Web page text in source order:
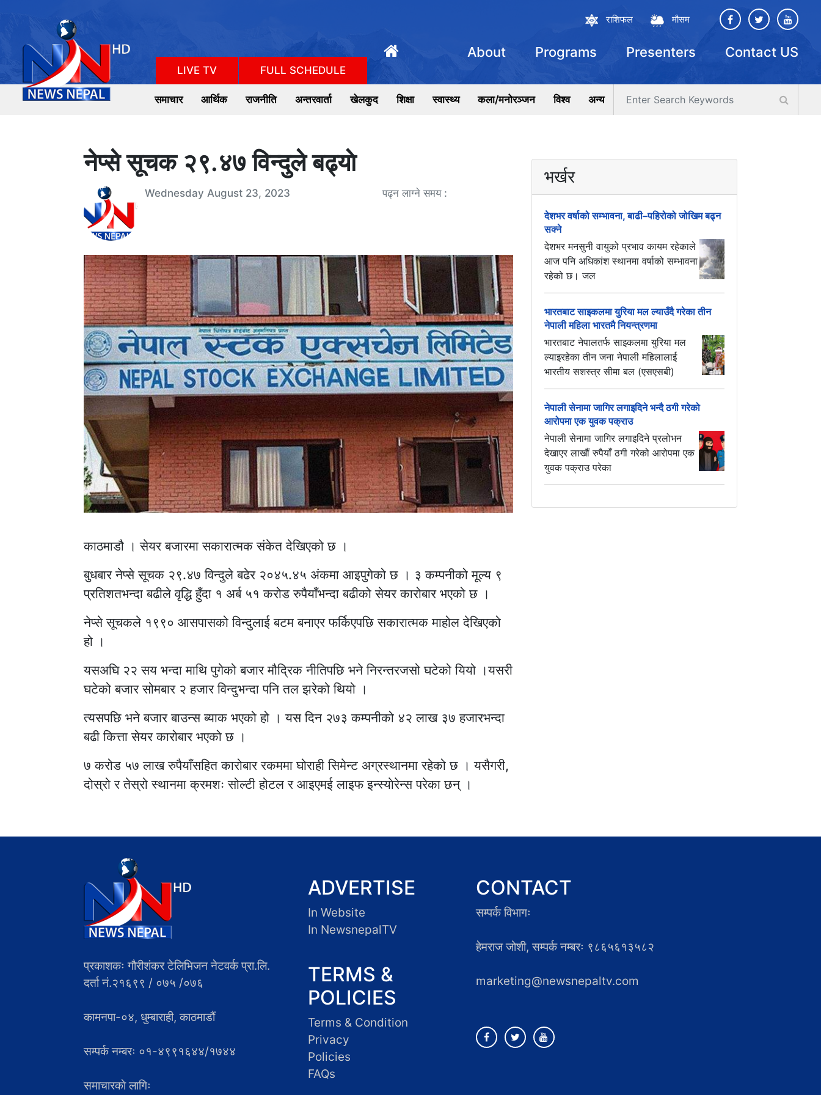
राशिफल मौसम
About Programs Presenters Contact US
समाचार आर्थिक राजनीति अन्तरवार्ता खेलकुद शिक्षा स्वास्थ्य कला/मनोरञ्जन विश्व अन्य
LIVE TV FULL SCHEDULE
नेप्से सूचक २९.४७ विन्दुले बढ्याे
Wednesday August 23, 2023 पढ्न लाग्ने समय :
काठमाडौ । सेयर बजारमा सकारात्मक संकेत देखिएको छ ।
बुधबार नेप्से सूचक २९.४७ विन्दुले बढेर २०४५.४५ अंकमा आइपुगेको छ । ३ कम्पनीको मूल्य ९
प्रतिशतभन्दा बढीले वृद्धि हुँदा १ अर्ब ५१ करोड रुपैयाँभन्दा बढीको सेयर कारोबार भएको छ ।
नेप्से सूचकले १९९० आसपासको विन्दुलाई बटम बनाएर फर्किएपछि सकारात्मक माहोल देखिएको
हो ।
यसअघि २२ सय भन्दा माथि पुगेको बजार मौद्रिक नीतिपछि भने निरन्तरजसो घटेको यियो ।यसरी
घटेको बजार सोमबार २ हजार विन्दुभन्दा पनि तल झरेको थियो ।
त्यसपछि भने बजार बाउन्स ब्याक भएको हो । यस दिन २७३ कम्पनीको ४२ लाख ३७ हजारभन्दा
बढी कित्ता सेयर कारोबार भएको छ ।
७ करोड ५७ लाख रुपैयाँसहित कारोबार रकममा घोराही सिमेन्ट अग्रस्थानमा रहेको छ । यसैगरी,
दोस्रो र तेस्रो स्थानमा क्रमशः सोल्टी होटल र आइएमई लाइफ इन्स्याेरेन्स परेका छन् ।
भर्खर
देशभर वर्षाको सम्भावना, बाढी–पहिरोको जोखिम बढ्न
सक्ने
देशभर मनसुनी वायुको प्रभाव कायम रहेकाले
आज पनि अधिकांश स्थानमा वर्षाको सम्भावना
रहेको छ। जल
भारतबाट साइकलमा युरिया मल ल्याउँदै गरेका तीन
नेपाली महिला भारतमै नियन्त्रणमा
भारतबाट नेपालतर्फ साइकलमा युरिया मल
ल्याइरहेका तीन जना नेपाली महिलालाई
भारतीय सशस्त्र सीमा बल (एसएसबी)
नेपाली सेनामा जागिर लगाइदिने भन्दै ठगी गरेको
आरोपमा एक युवक पक्राउ
नेपाली सेनामा जागिर लगाइदिने प्रलोभन
देखाएर लाखौं रुपैयाँ ठगी गरेको आरोपमा एक
युवक पक्राउ परेका
प्रकाशकः गौरीशंकर टेलिभिजन नेटवर्क प्रा.लि.
दर्ता नं.२१६९९ / ०७५ /०७६
कामनपा-०४, धुम्बाराही, काठमाडौं
सम्पर्क नम्बरः ०१-४९९१६४४/१७४४
समाचारकाे लागिः
ADVERTISE
In Website
In NewsnepalTV
TERMS &
POLICIES
Terms & Condition
Privacy
Policies
FAQs
CONTACT
सम्पर्क विभागः
हेमराज जोशी, सम्पर्क नम्बरः ९८६५६१३५८२
marketing@newsnepaltv.com